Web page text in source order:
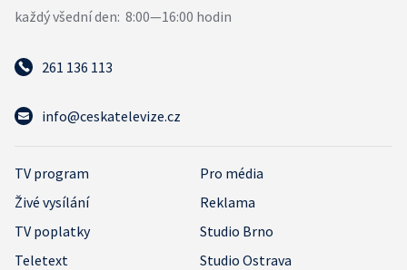
261 136 113
info@ceskatelevize.cz
TV program
Pro média
Živé vysílání
Reklama
TV poplatky
Studio Brno
Teletext
Studio Ostrava